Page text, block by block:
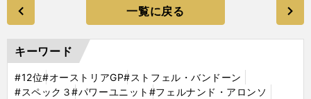
一覧に戻る
キーワード
#12位#オーストリアGP#ストフェル・バンドーン
#スペック３#パワーユニット #フェルナンド・アロンソ